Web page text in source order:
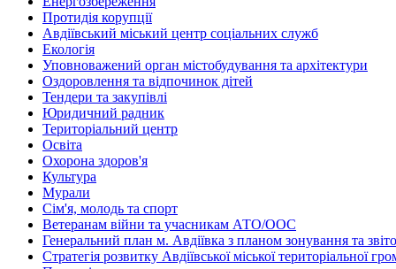
Протидія корупції
Авдіївський міський центр соціальних служб
Екологія
Уповноважений орган містобудування та архітектури
Оздоровлення та відпочинок дітей
Тендери та закупівлі
Юридичний радник
Територіальний центр
Освіта
Охорона здоров'я
Культура
Мурали
Сім'я, молодь та спорт
Ветеранам війни та учасникам АТО/ООС
Генеральний план м. Авдіївка з планом зонування та
Стратегія розвитку Авдіївської міської територіальної